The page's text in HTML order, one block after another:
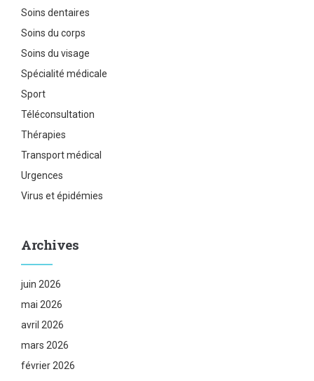
Soins dentaires
Soins du corps
Soins du visage
Spécialité médicale
Sport
Téléconsultation
Thérapies
Transport médical
Urgences
Virus et épidémies
Archives
juin 2026
mai 2026
avril 2026
mars 2026
février 2026